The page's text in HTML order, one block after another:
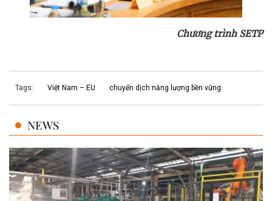
Chương trình SETP
Tags: Việt Nam – EU chuyển dịch năng lượng bền vững
NEWS